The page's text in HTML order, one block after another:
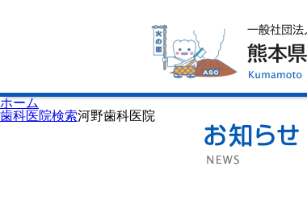
ホーム
歯科医院検索河野歯科医院
歯科医院検索
休日当番医
イベント案内
歯の豆知識
口腔保健センター
国保組合からのお知らせ
熊本歯科衛生士専門学院
会員専用ページ
プライバシーポリシー
サイトマップ